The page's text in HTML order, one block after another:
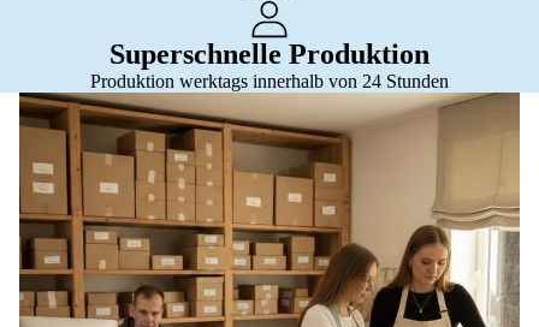
Superschnelle Produktion
Produktion werktags innerhalb von 24 Stunden